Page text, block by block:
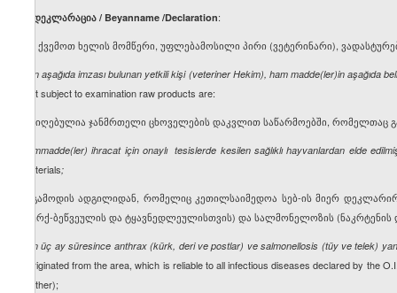
3. დეკლარაცია / Beyanname /Declaration:
მე, ქვემოთ ხელის მომწერი, უფლებამოსილი პირი (ვეტერინარი),
Ben aşağıda imzası bulunan yetkili kişi (veteriner Hekim), ham madde(ler)in aşağıda
that subject to examination raw products are:
– მიღებულია ჯანმრთელი ცხოველების დაკვლით საწარმოებში,
hammadde(ler) ihracat için onaylı tesislerde kesilen sağlıklı hayvanlardan elde
materials;
– გამოდის ადგილიდან, რომელიც კეთილსაიმედოა სებ-ის მიერ
(ქურქ-ბეწვეულის და ტყავნედლეულისთვის) და სალმონელოზის (ნაკრტენის
son üç ay süresince anthrax (kürk, deri ve postlar) ve salmonellosis (tüy ve telek)
Originated from the area, which is reliable to all infectious diseases declared by the
feather);